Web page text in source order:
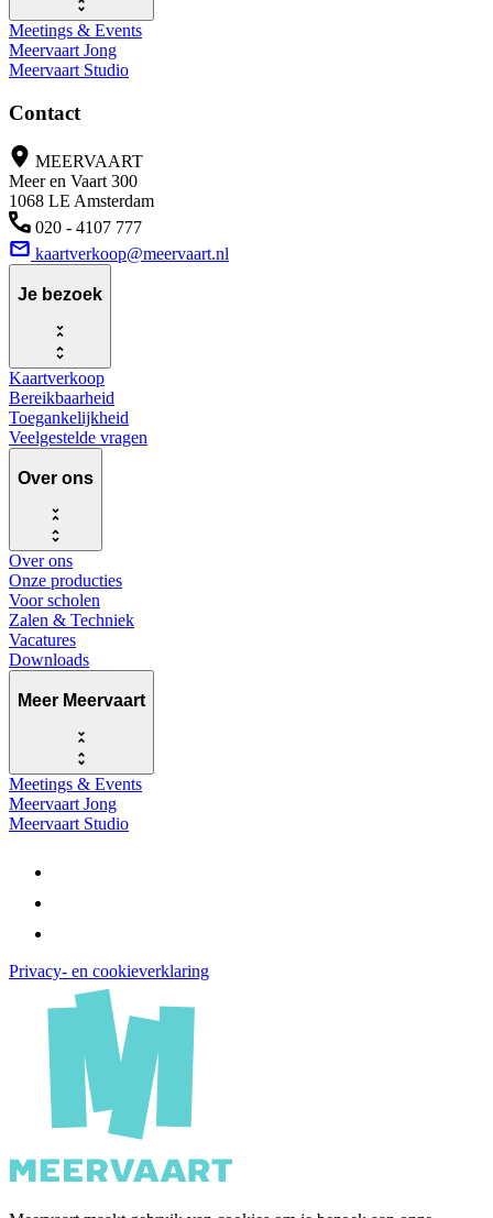
Meetings & Events
Meervaart Jong
Meervaart Studio
Contact
MEERVAART
Meer en Vaart 300
1068 LE Amsterdam
020 - 4107 777
kaartverkoop@meervaart.nl
Je bezoek
Kaartverkoop
Bereikbaarheid
Toegankelijkheid
Veelgestelde vragen
Over ons
Over ons
Onze producties
Voor scholen
Zalen & Techniek
Vacatures
Downloads
Meer Meervaart
Meetings & Events
Meervaart Jong
Meervaart Studio
Privacy- en cookieverklaring